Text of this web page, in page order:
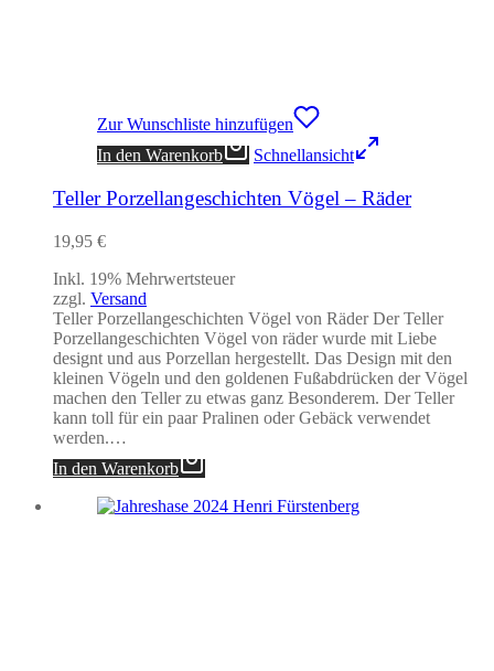
Zur Wunschliste hinzufügen
In den Warenkorb
Schnellansicht
Teller Porzellangeschichten Vögel – Räder
19,95 €
Inkl. 19% Mehrwertsteuer
zzgl. Versand
Teller Porzellangeschichten Vögel von Räder Der Teller
Porzellangeschichten Vögel von räder wurde mit Liebe
designt und aus Porzellan hergestellt. Das Design mit den
kleinen Vögeln und den goldenen Fußabdrücken der Vögel
machen den Teller zu etwas ganz Besonderem. Der Teller
kann toll für ein paar Pralinen oder Gebäck verwendet
werden.…
In den Warenkorb